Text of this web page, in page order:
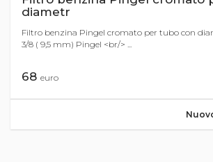
diametr
Filtro benzina Pingel cromato per tubo con
3/8 ( 9,5 mm) Pingel <br/> ...
68 euro